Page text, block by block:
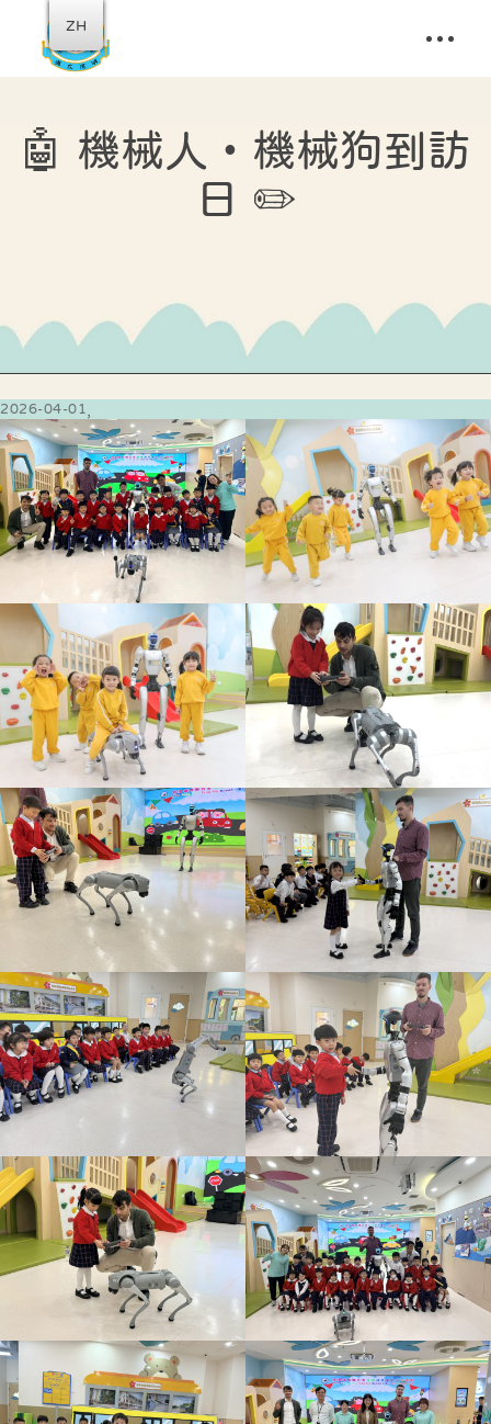
🤖 機械人・機械狗到訪
日 ✏️
2026-04-01
ZH